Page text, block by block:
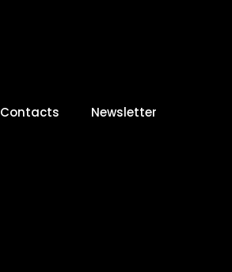
Contacts Newsletter